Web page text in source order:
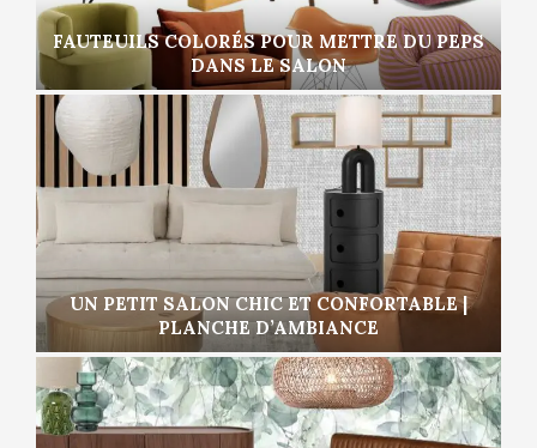
FAUTEUILS COLORÉS POUR METTRE DU PEPS
DANS LE SALON
UN PETIT SALON CHIC ET CONFORTABLE |
PLANCHE D’AMBIANCE